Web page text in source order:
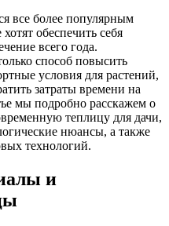
все более популярным
обеспечить себя
всего года.
способ повысить
условия для растений,
затраты времени на
мы подробно расскажем о
теплицу для дачи,
нюансы, а также
технологий.
и